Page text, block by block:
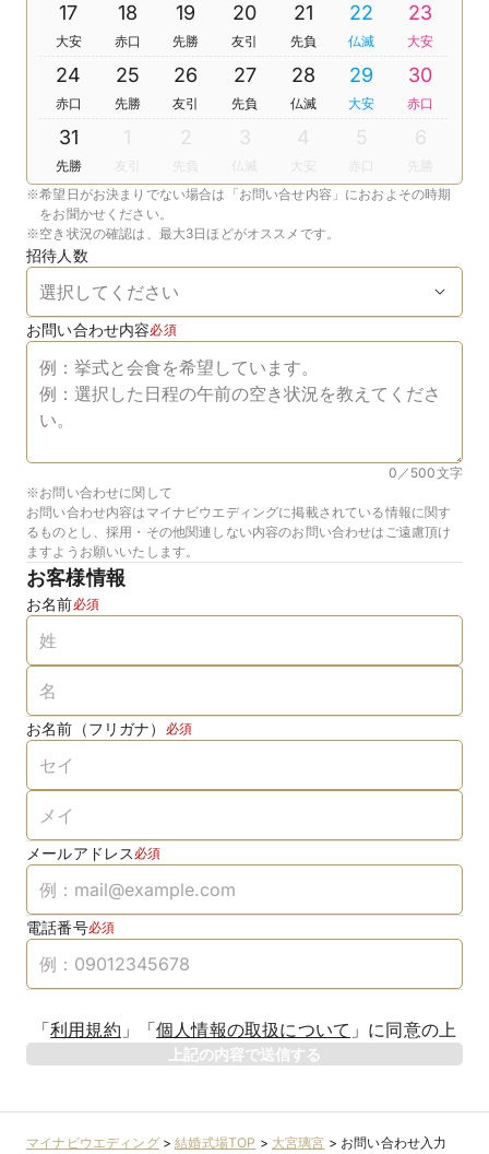
17
大安
18
赤口
19
先勝
20
友引
21
先負
22
仏滅
23
大安
24
赤口
25
先勝
26
友引
27
先負
28
仏滅
29
大安
30
赤口
31
先勝
1
友引
2
先負
3
仏滅
4
大安
5 6
※希望日がお決まりでない場合は「お問い合せ内容」におおよその時期
をお聞かせください。
※空き状況の確認は、最大3日ほどがオススメです。
招待人数
お問い合わせ内容必須
0／500文字
※お問い合わせに関して
お問い合わせ内容はマイナビウエディングに掲載されている情報に関す
るものとし、採用・その他関連しない内容のお問い合わせはご遠慮頂け
ますようお願いいたします。
お客様情報
お名前必須
お名前（フリガナ） 必須
メールアドレス 必須
電話番号必須
「利用規約 」 「個人情報の取扱について 」 に同意の上
上記の内容で送信する
マイナビウエディング>結婚式場TOP > 大宮璃宮 > お問い合わせ入力